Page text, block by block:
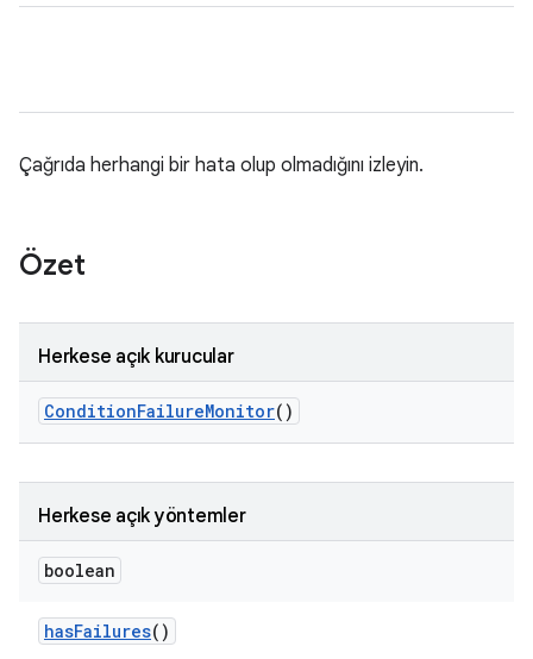
Çağrıda herhangi bir hata olup olmadığını izleyin.
Özet
Herkese açık kurucular
ConditionFailureMonitor()
Herkese açık yöntemler
boolean
hasFailures()